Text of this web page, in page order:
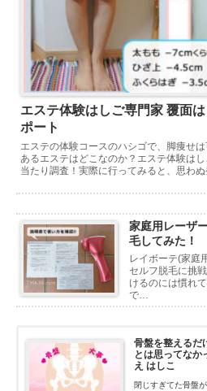
エステ体験はしご専門家 覆面
ポート
エステの体験コースのハシゴで、脚痩せ
あるエステはどこなのか？エステ体験は
当たり調査！実際に行ってみると、思わぬ
家庭用レーザ
毛してみた！
レイボーテ(家庭
セルフ脱毛に挑
けるのには慣れ
で…
骨盤を整えるだ
とは思ってなか
え はしこ
閉じすぎてた骨盤